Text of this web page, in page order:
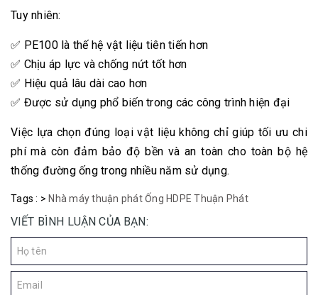
Tuy nhiên:
✅ PE100 là thế hệ vật liệu tiên tiến hơn
✅ Chịu áp lực và chống nứt tốt hơn
✅ Hiệu quả lâu dài cao hơn
✅ Được sử dụng phổ biến trong các công trình hiện đại
Việc lựa chọn đúng loại vật liệu không chỉ giúp tối ưu chi
phí mà còn đảm bảo độ bền và an toàn cho toàn bộ hệ
thống đường ống trong nhiều năm sử dụng.
Tags : > Nhà máy thuận phát Ống HDPE Thuận Phát
VIẾT BÌNH LUẬN CỦA BẠN: